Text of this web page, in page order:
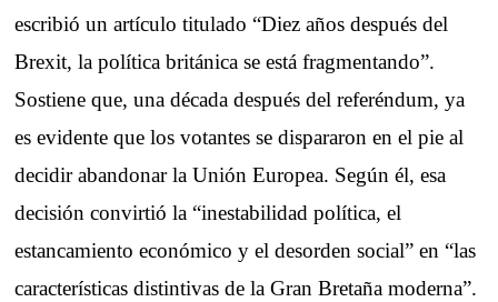
escribió un artículo titulado “Diez años después del
Brexit, la política británica se está fragmentando”.
Sostiene que, una década después del referéndum, ya
es evidente que los votantes se dispararon en el pie al
decidir abandonar la Unión Europea. Según él, esa
decisión convirtió la “inestabilidad política, el
estancamiento económico y el desorden social” en “las
características distintivas de la Gran Bretaña moderna”.